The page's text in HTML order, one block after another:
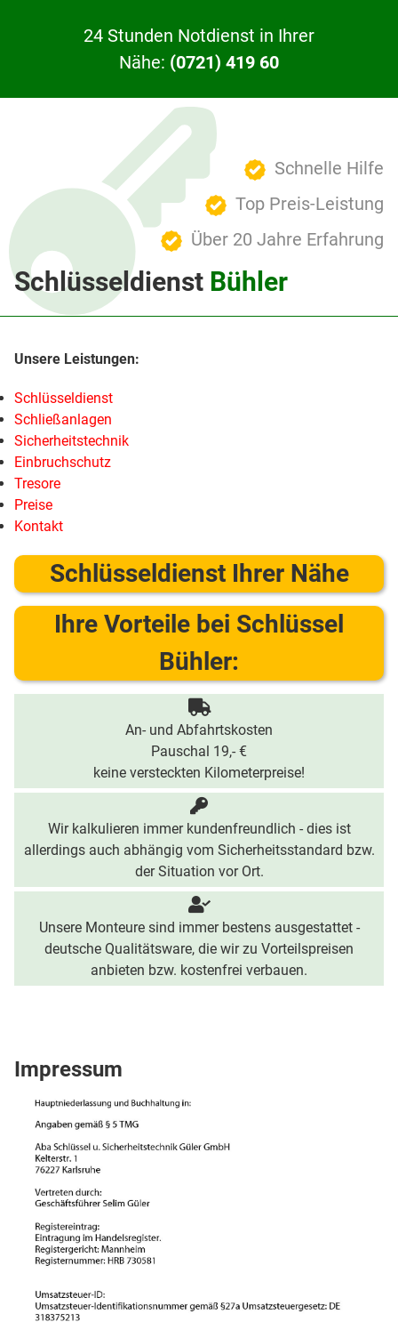
24 Stunden Notdienst in Ihrer
Nähe: (0721) 419 60
Schnelle Hilfe
Top Preis-Leistung
Über 20 Jahre Erfahrung
Schlüsseldienst Bühler
Schlüsseldienst
Schließanlagen
Sicherheitstechnik
Einbruchschutz
Tresore
Preise
Kontakt
Schlüsseldienst Ihrer Nähe
Ihre Vorteile bei Schlüssel
Bühler:
An- und Abfahrtskosten
Pauschal 19,- €
keine versteckten Kilometerpreise!
Wir kalkulieren immer kundenfreundlich - dies ist
allerdings auch abhängig vom Sicherheitsstandard bzw.
der Situation vor Ort.
Unsere Monteure sind immer bestens ausgestattet -
deutsche Qualitätsware, die wir zu Vorteilspreisen
anbieten bzw. kostenfrei verbauen.
Impressum